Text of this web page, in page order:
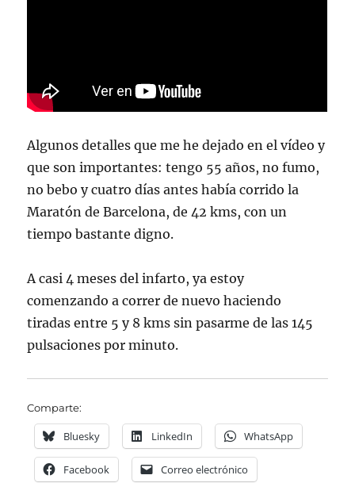
Algunos detalles que me he dejado en el vídeo y
que son importantes: tengo 55 años, no fumo,
no bebo y cuatro días antes había corrido la
Maratón de Barcelona, de 42 kms, con un
tiempo bastante digno.
A casi 4 meses del infarto, ya estoy
comenzando a correr de nuevo haciendo
tiradas entre 5 y 8 kms sin pasarme de las 145
pulsaciones por minuto.
Comparte:
Bluesky LinkedIn WhatsApp
Facebook Correo electrónico